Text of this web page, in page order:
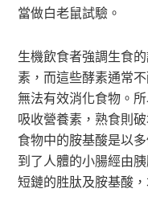
當做白老鼠試驗。
生機飲食者強調生食
素，而這些酵素通常
無法有效消化食物。
吸收營養素，熟食則
食物中的胺基酸是以
到了人體的小腸經由
短鏈的胜肽及胺基酸